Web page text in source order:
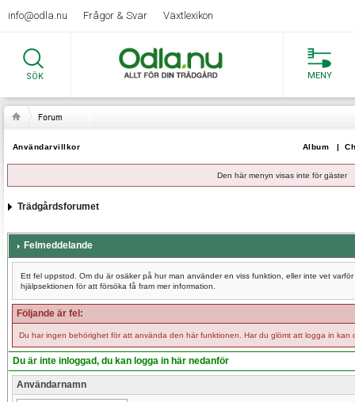
info@odla.nu Frågor & Svar Växtlexikon
SÖK MENY
Användarvillkor Album |
Den här menyn visas inte för gäster
Trädgårdsforumet
Felmeddelande
Ett fel uppstod. Om du är osäker på hur man använder en viss funktion, eller inte vet
hjälpsektionen för att försöka få fram mer information.
Följande är fel:
Du har ingen behörighet för att använda den här funktionen. Har du glömt att logga in kan
Du är inte inloggad, du kan logga in här nedanför
Användarnamn